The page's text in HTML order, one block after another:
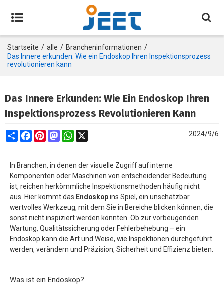
Startseite / alle / Brancheninformationen /
Das Innere erkunden: Wie ein Endoskop Ihren Inspektionsprozess
revolutionieren kann
Das Innere Erkunden: Wie Ein Endoskop Ihren
Inspektionsprozess Revolutionieren Kann
ShareFacebookPinterestMastodonWhatsApp 2024/9/6
In Branchen, in denen der visuelle Zugriff auf interne
Komponenten oder Maschinen von entscheidender Bedeutung
ist, reichen herkömmliche Inspektionsmethoden häufig nicht
aus. Hier kommt das Endoskopins Spiel, ein unschätzbar
wertvolles Werkzeug, mit dem Sie in Bereiche blicken können, die
sonst nicht inspiziert werden könnten. Ob zur vorbeugenden
Wartung, Qualitätssicherung oder Fehlerbehebung – ein
Endoskop kann die Art und Weise, wie Inspektionen durchgeführt
werden, verändern und Präzision, Sicherheit und Effizienz bieten.
Was ist ein Endoskop?